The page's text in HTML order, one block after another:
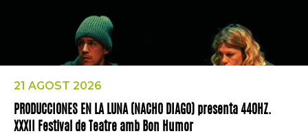
21 AGOST 2026
PRODUCCIONES EN LA LUNA (NACHO DIAGO) presenta 440HZ.
XXXII Festival de Teatre amb Bon Humor